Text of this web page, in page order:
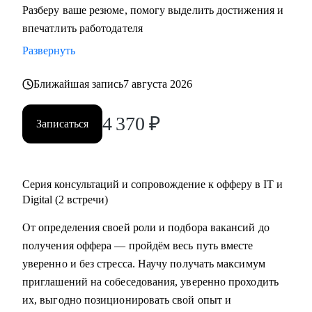
резюме, знаю, как подготовить к переходу в IT и Digital
или управленческую роль;
• Жил 2 года в Финляндии, вернулся в Россию; владею
С чем помогу:
• Составить по-настоящему эффективное резюме;
• Подготовиться к интервью;
опыта;
• Узнать, как попасть в ТОП компанию и расти в ней;
• Узнать, как договариваться о повышении зарплаты;
• Начать управлять процессами, проектами и
сотрудниками.
Кому могу помочь:
Разберу ваше резюме, помогу выделить достижения и
впечатлить работодателя
Развернуть
Ближайшая запись7 августа 2026
Записаться 4 370 ₽
Серия консультаций и сопровождение к офферу в IT и
Digital (2 встречи)
От определения своей роли и подбора вакансий до
получения оффера — пройдём весь путь вместе
уверенно и без стресса. Научу получать максимум
приглашений на собеседования, уверенно проходить
их, выгодно позиционировать свой опыт и